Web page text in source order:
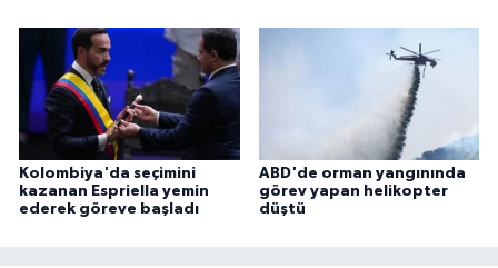
Kolombiya'da seçimini
kazanan Espriella yemin
ederek göreve başladı
ABD'de orman yangınında
görev yapan helikopter
düştü